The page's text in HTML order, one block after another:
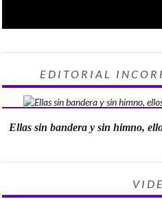
EDITORIAL
Ellas sin bandera y sin himno,